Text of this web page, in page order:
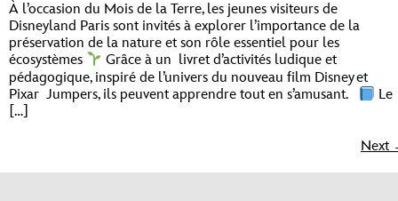
À l’occasion du Mois de la Terre, les jeunes visiteurs de
Disneyland Paris sont invités à explorer l’importance de la
préservation de la nature et son rôle essentiel pour les
écosystèmes
Grâce à un livret d’activités ludique et
pédagogique, inspiré de l’univers du nouveau film Disney et
Pixar Jumpers, ils peuvent apprendre tout en s’amusant.
Le
[…]
Next